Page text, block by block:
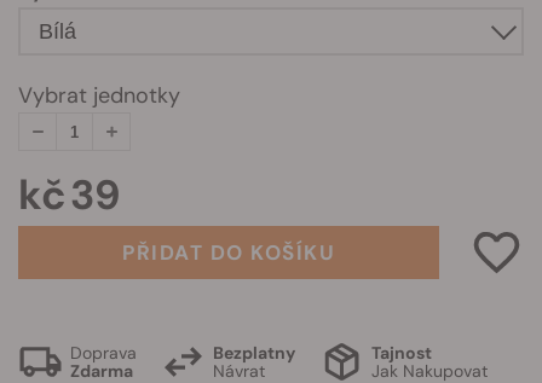
Vybrat jednotky
kč 39
PŘIDAT DO KOŠÍKU
Doprava
Zdarma
Bezplatny
Návrat
Tajnost
Jak Nakupovat